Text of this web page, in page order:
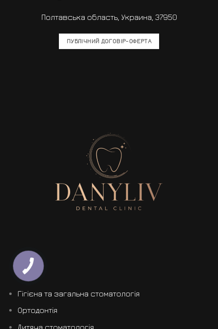
Полтавська область, Украина, 37950
ПУБЛІЧНИЙ ДОГОВІР-ОФЕРТА
Гігієна та загальна стоматологія
Ортодонтія
Дитяча стоматологія